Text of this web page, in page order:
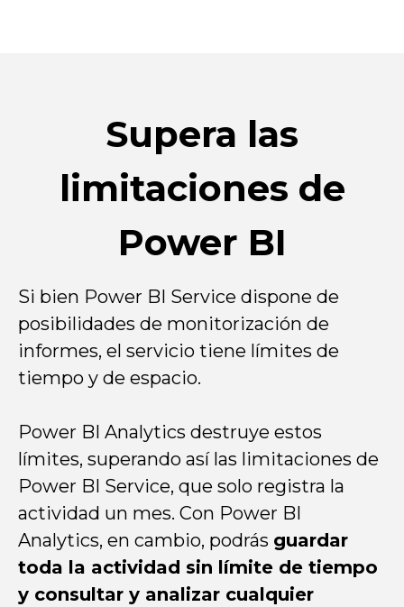
Supera las
limitaciones de
Power BI
Si bien Power BI Service dispone de
posibilidades de monitorización de
informes, el servicio tiene límites de
tiempo y de espacio.
Power BI Analytics destruye estos
límites, superando así las limitaciones de
Power BI Service, que solo registra la
actividad un mes. Con Power BI
Analytics, en cambio, podrás guardar
toda la actividad sin límite de tiempo
y consultar y analizar cualquier